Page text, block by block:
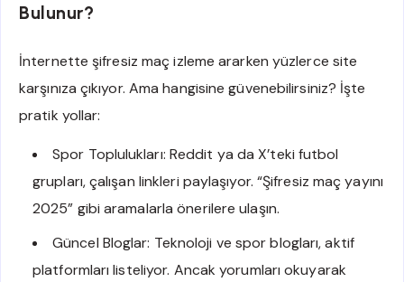
Bulunur?
İnternette şifresiz maç izleme ararken yüzlerce site
karşınıza çıkıyor. Ama hangisine güvenebilirsiniz? İşte
pratik yollar:
Spor Toplulukları: Reddit ya da X’teki futbol
grupları, çalışan linkleri paylaşıyor. “Şifresiz maç yayını
2025” gibi aramalarla önerilere ulaşın.
Güncel Bloglar: Teknoloji ve spor blogları, aktif
platformları listeliyor. Ancak yorumları okuyarak